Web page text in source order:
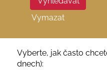
Vymazat
Vyberte, jak často
dnech):